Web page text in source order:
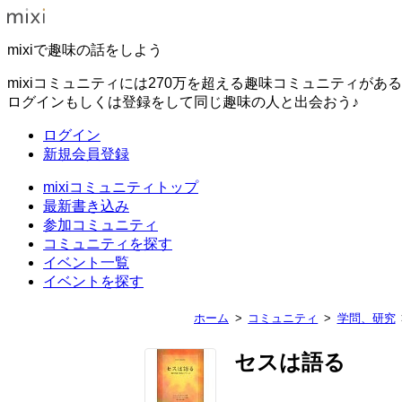
mixiで趣味の話をしよう
mixiコミュニティには270万を超える趣味コミュニティがある
ログインもしくは登録をして同じ趣味の人と出会おう♪
ログイン
新規会員登録
mixiコミュニティトップ
最新書き込み
参加コミュニティ
コミュニティを探す
イベント一覧
イベントを探す
ホーム コミュニティ 学問、研究
セスは語る